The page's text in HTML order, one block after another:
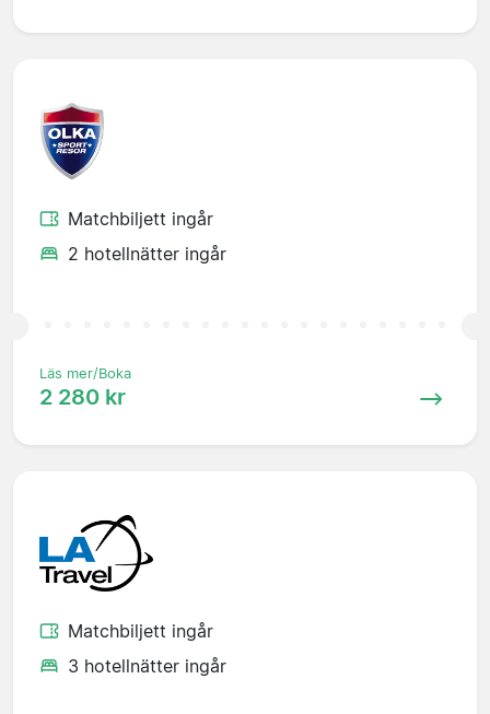
Matchbiljett ingår
2 hotellnätter ingår
Läs mer/Boka
2 280 kr
Matchbiljett ingår
3 hotellnätter ingår